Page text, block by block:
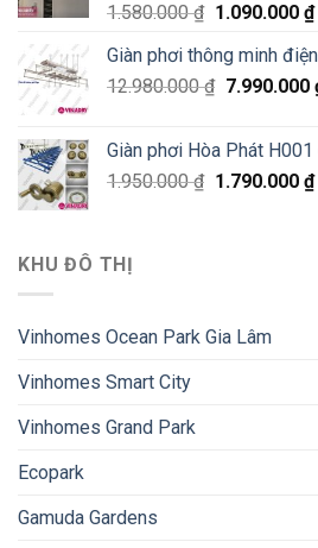
1.580.000₫ 1.090.000 ₫
Giàn phơi thông minh
12.980.000₫ 7.990.000
Giàn phơi Hòa Phát
1.950.000₫ 1.790.000 ₫
KHU ĐÔ THỊ
Vinhomes Ocean Park Gia Lâm
Vinhomes Smart City
Vinhomes Grand Park
Ecopark
Gamuda Gardens